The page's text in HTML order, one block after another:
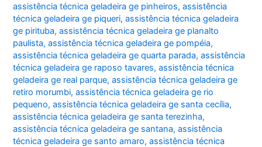
assistência técnica geladeira ge pinheiros,assistência
técnica geladeira ge piqueri,assistência técnica geladeira
ge pirituba,assistência técnica geladeira ge planalto
paulista,assistência técnica geladeira ge pompéia,
assistência técnica geladeira ge quarta parada,assistência
técnica geladeira ge raposo tavares,assistência técnica
geladeira ge real parque,assistência técnica geladeira ge
retiro morumbi,assistência técnica geladeira ge rio
pequeno,assistência técnica geladeira ge santa cecília,
assistência técnica geladeira ge santa terezinha,
assistência técnica geladeira ge santana,assistência
técnica geladeira ge santo amaro,assistência técnica